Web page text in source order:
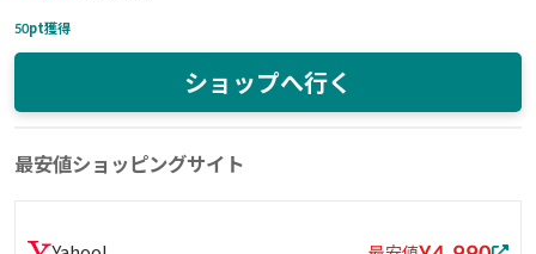
50pt獲得
ショップへ行く
最安値ショッピングサイト